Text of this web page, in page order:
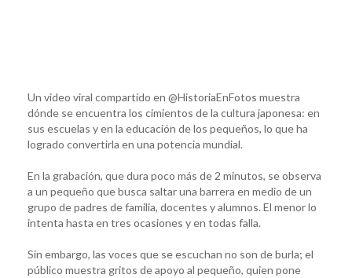
Un video viral compartido en @HistoriaEnFotos muestra
dónde se encuentra los cimientos de la cultura japonesa: en
sus escuelas y en la educación de los pequeños, lo que ha
logrado convertirla en una potencia mundial.
En la grabación, que dura poco más de 2 minutos, se observa
a un pequeño que busca saltar una barrera en medio de un
grupo de padres de familia, docentes y alumnos. El menor lo
intenta hasta en tres ocasiones y en todas falla.
Sin embargo, las voces que se escuchan no son de burla; el
público muestra gritos de apoyo al pequeño, quien pone